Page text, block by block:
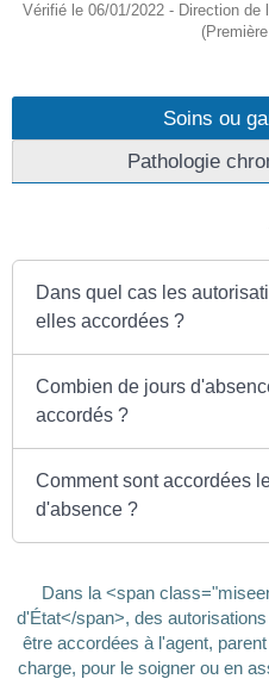
Vérifié le 06/01/2022 - Direction
Soins ou
Pathologie
Dans quel cas les
elles accordées ?
Combien de jours
accordés ?
Comment sont accordées
d'absence ?
Dans la <span
d'État</span>, des
être accordées à l'agent,
charge, pour le soigner ou en